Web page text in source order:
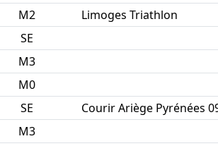
M2
Limoges Triathlon
SE
M3
M0
SE
Courir Ariège Pyrénées
M3